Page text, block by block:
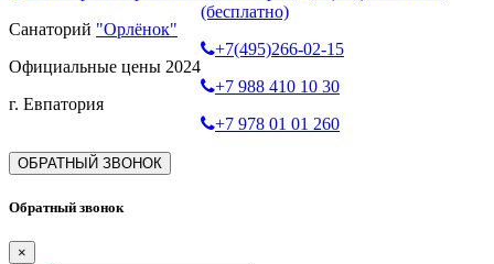
Санаторий "Орлёнок"
Официальные цены 2024
г. Евпатория
(бесплатно)
+7(495)266-02-15
+7 988 410 10 30
+7 978 01 01 260
ОБРАТНЫЙ ЗВОНОК
Обратный звонок
×